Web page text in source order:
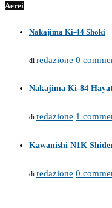
Aerei
Nakajima Ki-44 Shoki
di redazione 0
Nakajima Ki-84
di redazione 1
Kawanishi N1K
di redazione 0